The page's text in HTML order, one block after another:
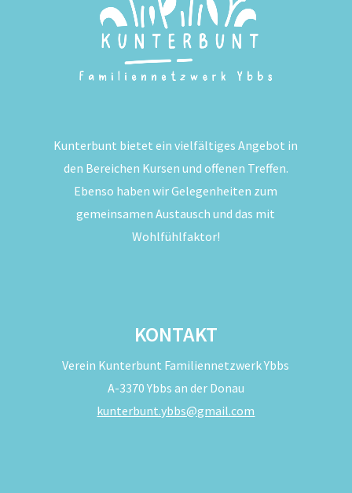
Kunterbunt bietet ein vielfältiges Angebot in
den Bereichen Kursen und offenen Treffen.
Ebenso haben wir Gelegenheiten zum
gemeinsamen Austausch und das mit
Wohlfühlfaktor!
KONTAKT
Verein Kunterbunt Familiennetzwerk Ybbs
A-3370 Ybbs an der Donau
kunterbunt.ybbs@gmail.com